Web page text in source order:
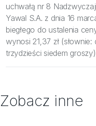
uchwałą nr 8
Yawal S.A. z dnia 16
biegłego do ustalenia
wynosi 21,37 zł
trzydzieści siedem
Zobacz inne